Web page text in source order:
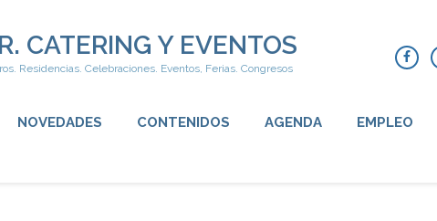
CATERING Y EVENTOS
Residencias. Celebraciones. Eventos, Ferias. Congresos
NOVEDADES CONTENIDOS AGENDA EMPLEO